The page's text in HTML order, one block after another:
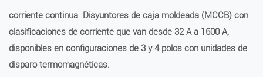
corriente continua Disyuntores de caja moldeada (MCCB) con
clasificaciones de corriente que van desde 32 A a 1600 A,
disponibles en configuraciones de 3 y 4 polos con unidades de
disparo termomagnéticas.